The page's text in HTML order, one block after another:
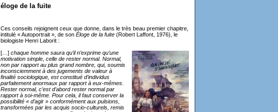
éloge de la fuite
Ces conseils rejoignent ceux que donne, dans le très beau premier chapitre,
intitulé « Autoportrait », de son Éloge de la fuite (Robert Laffont, 1976), le
biologiste Henri Laborit :
[…] chaque homme saura qu’il n’exprime qu’une
motivation simple, celle de rester normal. Normal,
non par rapport au plus grand nombre, qui, soumis
inconsciemment à des jugements de valeur à
finalité sociologique, est constitué d’individus
parfaitement anormaux par rapport à eux-mêmes.
Rester normal, c’est d’abord rester normal par
rapport à soi-même. Pour cela, il faut conserver la
possibilité « d’agir » conformément aux pulsions,
transformées par les acquis socio-culturels, remis